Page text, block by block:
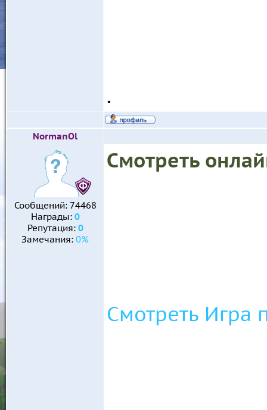
.
NormanOl
Сообщений: 74468
Награды: 0
Репутация: 0
Замечания: 0%
Смотреть
Смотреть Игра